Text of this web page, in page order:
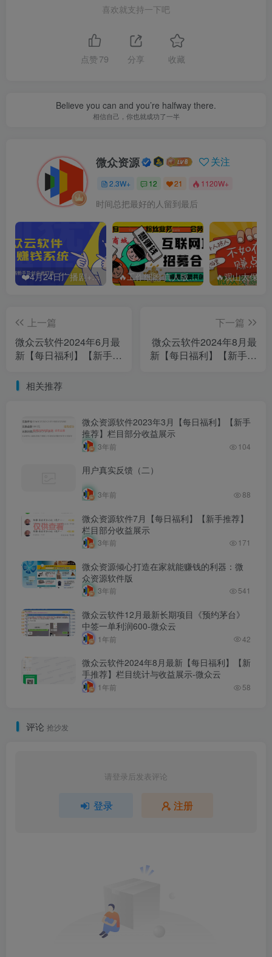
喜欢就支持一下吧
点赞79 分享 收藏
Believe you can and you’re halfway there.
相信自己，你也就成功了一半
微众资源 关注
2.3W+ 12 21 1120W+
时间总把最好的人留到最后
❤️4月24日广播剧+有S剧单期合集 百度： 🔥工作细胞 真人版（2025）【日本/剧情/奇幻】 百度：
上一篇
微众云软件2024年6月最
新【每日福利】【新手推
示-微众云
下一篇
微众云软件2024年8月最
新【每日福利】【新手推
相关推荐
微众资源软件2023年3月【每日福利】【新手
推荐】栏目部分收益展示
3年前 104
用户真实反馈（二）
3年前 88
微众资源软件7月【每日福利】【新手推荐】
栏目部分收益展示
3年前 171
微众资源倾心打造在家就能赚钱的利器：微
众资源软件版
3年前 541
微众云软件12月最新长期项目《预约茅台》
中签一单利润600-微众云
1年前 42
微众云软件2024年8月最新【每日福利】【新
手推荐】栏目统计与收益展示-微众云
1年前 58
评论 抢沙发
请登录后发表评论
登录 注册